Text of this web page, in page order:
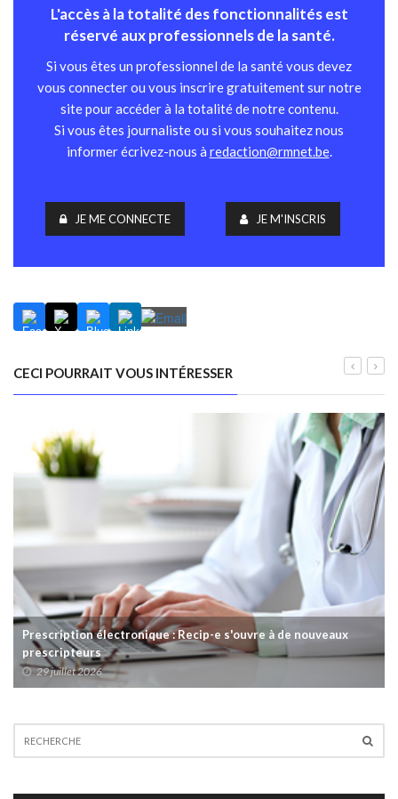
L'accès à la totalité des fonctionnalités est
réservé aux professionnels de la santé.
Si vous êtes un professionnel de la santé vous devez
vous connecter ou vous inscrire gratuitement sur notre
site pour accéder à la totalité de notre contenu.
Si vous êtes journaliste ou si vous souhaitez nous
informer écrivez-nous à redaction@rmnet.be.
JE ME CONNECTE JE M'INSCRIS
CECI POURRAIT VOUS INTÉRESSER
Prescription électronique : Recip-e s'ouvre à de nouveaux
prescripteurs
29 juillet 2026